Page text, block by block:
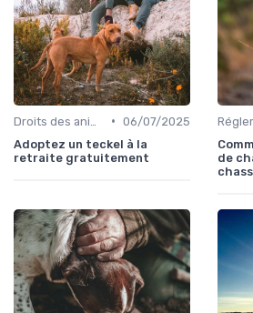
• 06/07/2025
Adoptez un teckel à la
retraite gratuitement
de